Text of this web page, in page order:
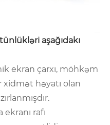
aşağıdakı
ekran çarxı, möhkəm
xidmət həyatı olan
rafı